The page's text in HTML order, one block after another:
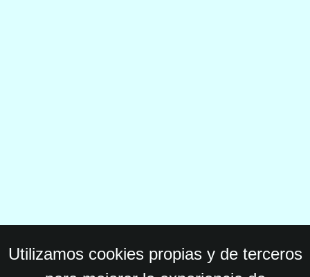
Utilizamos cookies propias y de terceros